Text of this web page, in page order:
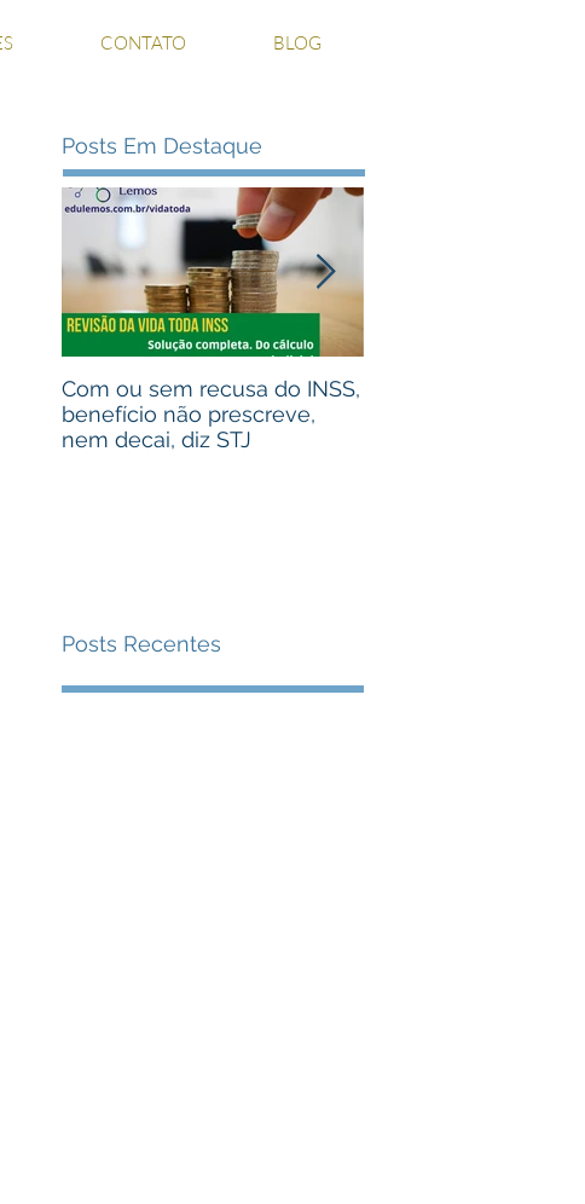
CONTATO BLOG
Posts Em Destaque
Com ou sem recusa do INSS,
benefício não prescreve,
nem decai, diz STJ
Posts Recentes